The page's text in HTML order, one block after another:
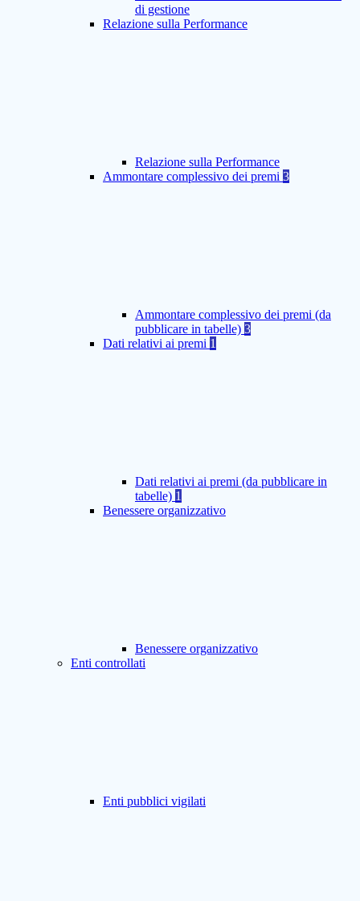
di gestione
Relazione sulla Performance
Relazione sulla Performance
Ammontare complessivo dei premi 3
Ammontare complessivo dei premi (da
pubblicare in tabelle) 3
Dati relativi ai premi 1
Dati relativi ai premi (da pubblicare in
tabelle) 1
Benessere organizzativo
Benessere organizzativo
Enti controllati
Enti pubblici vigilati